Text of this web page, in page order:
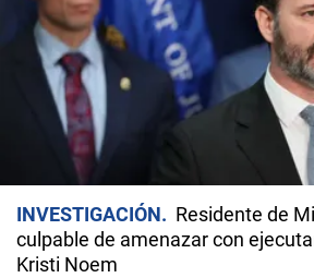
INVESTIGACIÓN
Residente de
culpable de amenazar con
Kristi Noem